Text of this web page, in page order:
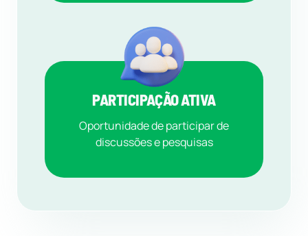
PARTICIPAÇÃO ATIVA
Oportunidade de participar de
discussões e pesquisas